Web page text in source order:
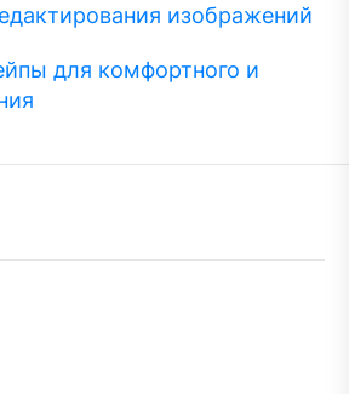
изображений
для комфортного и